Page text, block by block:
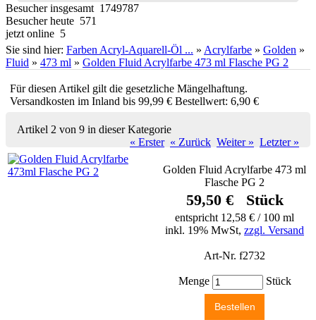
Besucher insgesamt 1749787
Besucher heute 571
jetzt online 5
Sie sind hier: Farben Acryl-Aquarell-Öl ... » Acrylfarbe » Golden »
Fluid » 473 ml » Golden Fluid Acrylfarbe 473 ml Flasche PG 2
Für diesen Artikel gilt die gesetzliche Mängelhaftung.
Versandkosten im Inland bis 99,99 € Bestellwert: 6,90 €
Artikel 2 von 9 in dieser Kategorie
« Erster « Zurück Weiter » Letzter »
Golden Fluid Acrylfarbe 473 ml
Flasche PG 2
59,50 € Stück
entspricht 12,58 € / 100 ml
inkl. 19% MwSt, zzgl. Versand
Art-Nr. f2732
Menge Stück